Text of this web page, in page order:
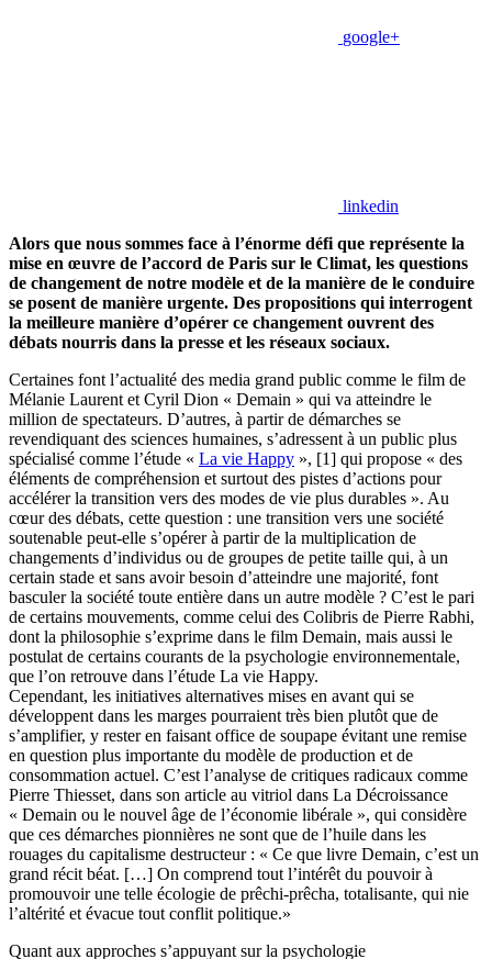
google+
linkedin
Alors que nous sommes face à l’énorme défi que représente la
mise en œuvre de l’accord de Paris sur le Climat, les questions
de changement de notre modèle et de la manière de le conduire
se posent de manière urgente. Des propositions qui interrogent
la meilleure manière d’opérer ce changement ouvrent des
débats nourris dans la presse et les réseaux sociaux.
Certaines font l’actualité des media grand public comme le film de
Mélanie Laurent et Cyril Dion « Demain » qui va atteindre le
million de spectateurs. D’autres, à partir de démarches se
revendiquant des sciences humaines, s’adressent à un public plus
spécialisé comme l’étude « La vie Happy », [1] qui propose « des
éléments de compréhension et surtout des pistes d’actions pour
accélérer la transition vers des modes de vie plus durables ». Au
cœur des débats, cette question : une transition vers une société
soutenable peut-elle s’opérer à partir de la multiplication de
changements d’individus ou de groupes de petite taille qui, à un
certain stade et sans avoir besoin d’atteindre une majorité, font
basculer la société toute entière dans un autre modèle ? C’est le pari
de certains mouvements, comme celui des Colibris de Pierre Rabhi,
dont la philosophie s’exprime dans le film Demain, mais aussi le
postulat de certains courants de la psychologie environnementale,
que l’on retrouve dans l’étude La vie Happy.
Cependant, les initiatives alternatives mises en avant qui se
développent dans les marges pourraient très bien plutôt que de
s’amplifier, y rester en faisant office de soupape évitant une remise
en question plus importante du modèle de production et de
consommation actuel. C’est l’analyse de critiques radicaux comme
Pierre Thiesset, dans son article au vitriol dans La Décroissance
« Demain ou le nouvel âge de l’économie libérale », qui considère
que ces démarches pionnières ne sont que de l’huile dans les
rouages du capitalisme destructeur : « Ce que livre Demain, c’est un
grand récit béat. […] On comprend tout l’intérêt du pouvoir à
promouvoir une telle écologie de prêchi-prêcha, totalisante, qui nie
l’altérité et évacue tout conflit politique.»
Quant aux approches s’appuyant sur la psychologie